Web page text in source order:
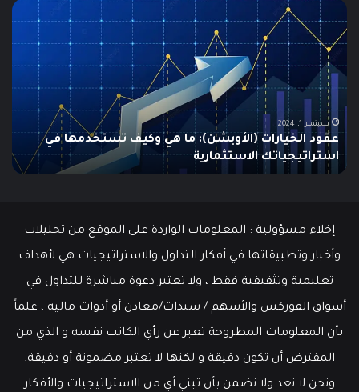
مطالبات
البطالة
في
الولايات
المتحدة
تنخفض
إلى
أدنى
مستوى
منذ
مايو
عمل
سبتمبر 19, 2024
مطالبات البطالة في الولايات المتحدة تنخفض إلى أدنى
مستوى منذ مايو وسط سوق عمل قوي
إخلاء مسؤولية : المعلومات الواردة على الموقع من تحليلات
وأخبار وتطبيقاتها في أفكار التداول والاستراتيجيات هي لأهداف
تعليمية وتثقيفية فقط ، ولا تعتبر دعوة مباشرة للتداول في
أسواق الفوركس والأسهم / سندات/معادن أو أدوات مالية ، علماً
بأن المعلومات المطروحة تعبر عن رأي الكاتب نفسه و الذي من
المفترض أن تكون دقيقة و لكنها لا تعتبر مضمونة أو دقيقة,
ونحن لا نعد ولا نضمن بأن تبني أي من الاستراتيجيات والأفكار